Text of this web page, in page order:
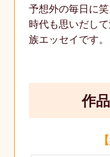
予想外の毎日に
時代も思いだし
族エッセイです。
作